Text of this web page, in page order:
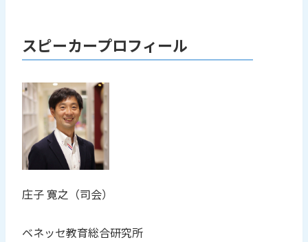
スピーカープロフィール
庄子 寛之（司会）
ベネッセ教育総合研究所